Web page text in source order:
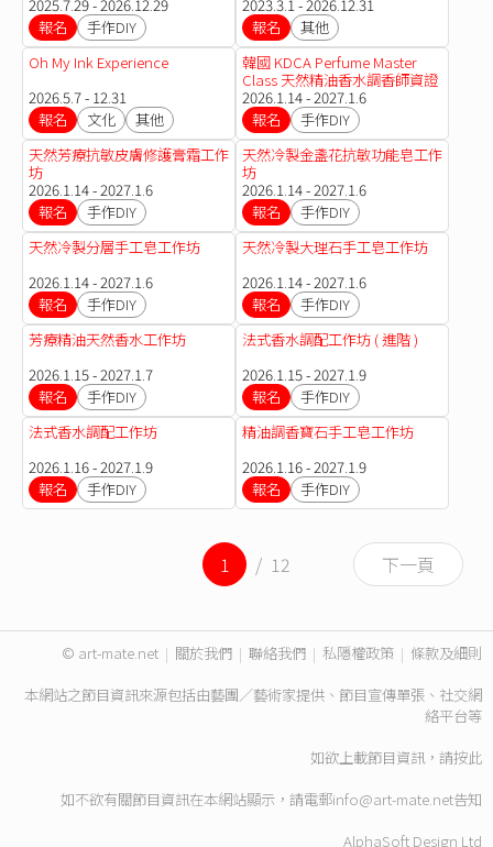
2025.7.29 - 2026.12.29
報名
手作DIY
2023.3.1 - 2026.12.31
報名
其他
Oh My Ink Experience
2026.5.7 - 12.31
報名
文化 其他
韓國 KDCA Perfume Master
Class 天然精油香水調香師資證
書課程
2026.1.14 - 2027.1.6
報名
手作DIY
天然芳療抗敏皮膚修護膏霜工作
坊
2026.1.14 - 2027.1.6
報名
手作DIY
天然冷製金盞花抗敏功能皂工作
坊
2026.1.14 - 2027.1.6
報名
手作DIY
天然冷製分層手工皂工作坊
2026.1.14 - 2027.1.6
報名
手作DIY
天然冷製大理石手工皂工作坊
2026.1.14 - 2027.1.6
報名
手作DIY
芳療精油天然香水工作坊
2026.1.15 - 2027.1.7
報名
手作DIY
法式香水調配工作坊 ( 進階 )
2026.1.15 - 2027.1.9
報名
手作DIY
法式香水調配工作坊
2026.1.16 - 2027.1.9
報名
手作DIY
精油調香寶石手工皂工作坊
2026.1.16 - 2027.1.9
報名
手作DIY
1 / 12 下一頁
© art-mate.net | 關於我們 | 聯絡我們 | 私隱權政策 | 條款及細則
本網站之節目資訊來源包括由藝團／藝術家提供、節目宣傳單張、社交網
絡平台等
如欲上載節目資訊，請按此
如不欲有關節目資訊在本網站顯示，請電郵info@art-mate.net告知
AlphaSoft Design Ltd